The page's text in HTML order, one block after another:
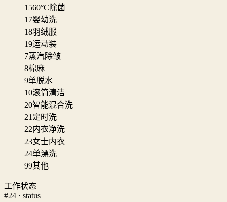
1560°C除菌
17婴幼洗
18羽绒服
19运动装
7蒸汽除皱
8棉麻
9单脱水
10滚筒清洁
20智能混合洗
21 定时洗
22内衣净洗
23女士内衣
24单漂洗
99其他
工作状态
#24 · status